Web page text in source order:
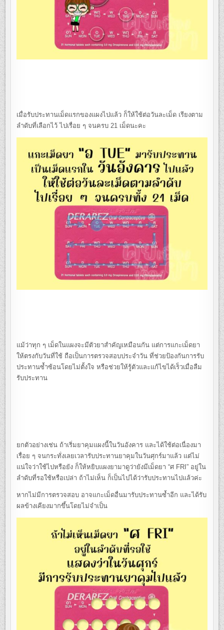
เมื่อรับประทานเม็ดแรกของแผงไปแล้ว ก็ให้ใช้ต่อวันละเม็ด เรียงตาม
ลำดับที่เลือกไว้ ไปเรื่อย ๆ จนครบ 21 เม็ดนะคะ
แม้ว่าทุก ๆ เม็ดในแผงจะมีตัวยาสำคัญเหมือนกัน แต่การแกะเม็ดยา
ให้ตรงกับวันที่ใช้ ถือเป็นการตรวจสอบประจำวัน ที่ช่วยป้องกันการรับ
ประทานซ้ำซ้อนโดยไม่ตั้งใจ หรือช่วยให้รู้ตัวและแก้ไขได้เร็วเมื่อลืม
รับประทาน
ยกตัวอย่างเช่น ถ้าเริ่มยาคุมแผงนี้ในวันอังคาร และได้ใช้ต่อเนื่องมา
เรื่อย ๆ จนกระทั่งเลยเวลารับประทานยาคุมในวันศุกร์มาแล้ว แต่ไม่
แน่ใจว่าใช้ไปหรือยัง ก็ให้หยิบแผงยามาดูว่ายังมีเม็ดยา “ศ FRI” อยู่ใน
ลำดับที่รอใช้หรือเปล่า ถ้าไม่เห็น ก็เป็นไปได้ว่ารับประทานไปแล้วค่ะ
หากไม่มีการตรวจสอบ อาจแกะเม็ดอื่นมารับประทานซ้ำอีก และได้รับ
ผลข้างเคียงมากขึ้นโดยไม่จำเป็น